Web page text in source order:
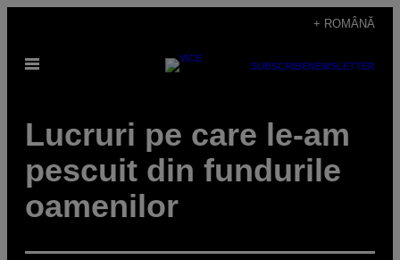
content
+ ROMÂNĂ
Open
SUBSCRIBENEWSLETTER
Lucruri pe care le-am
pescuit din fundurile
oamenilor